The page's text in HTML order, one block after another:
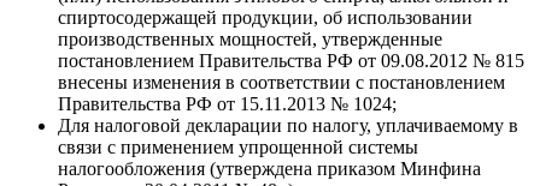
спиртосодержащей продукции, об использовании
производственных мощностей, утвержденные
постановлением Правительства РФ от 09.08.2012 № 815
внесены изменения в соответствии с постановлением
Правительства РФ от 15.11.2013 № 1024;
Для налоговой декларации по налогу, уплачиваемому в
связи с применением упрощенной системы
налогообложения (утверждена приказом Минфина